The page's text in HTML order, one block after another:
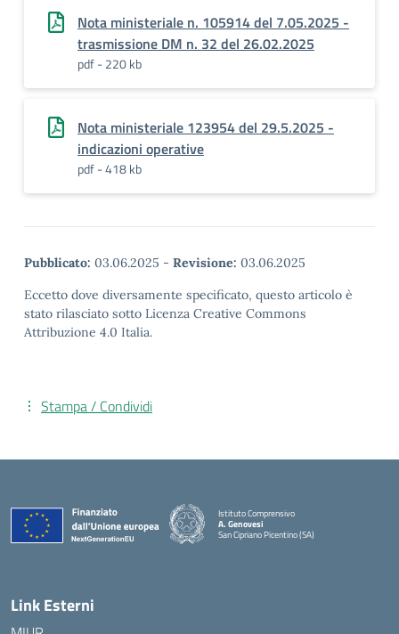
Nota ministeriale n. 105914 del 7.05.2025 -
trasmissione DM n. 32 del 26.02.2025
pdf - 220 kb
Nota ministeriale 123954 del 29.5.2025 -
indicazioni operative
pdf - 418 kb
Pubblicato: 03.06.2025 - Revisione: 03.06.2025
Eccetto dove diversamente specificato, questo articolo è
stato rilasciato sotto Licenza Creative Commons
Attribuzione 4.0 Italia.
Stampa / Condividi
Istituto Comprensivo
A. Genovesi
San Cipriano Picentino (SA)
— Visita la pagina iniziale della scuola
Link Esterni